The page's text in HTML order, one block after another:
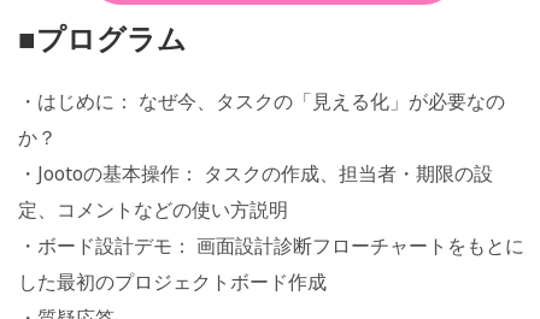
■プログラム
・はじめに： なぜ今、タスクの「見える化」が必要なの
か？
・Jootoの基本操作： タスクの作成、担当者・期限の設
定、コメントなどの使い方説明
・ボード設計デモ： 画面設計診断フローチャートをもとに
した最初のプロジェクトボード作成